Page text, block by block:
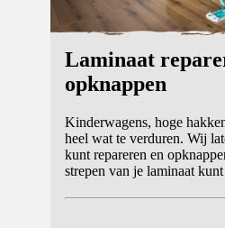
Laminaat
opknappen
Kinderwagens, hoge
heel wat te verduren. Wij
kunt repareren en
strepen van je laminaat